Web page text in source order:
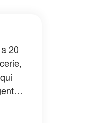
20